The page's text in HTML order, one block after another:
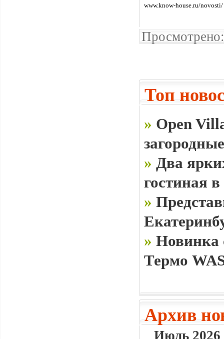
www.know-house.ru/novosti/
Топ
» Open
» Два
гостиная
»
» Новинка
Термо
Архив
Июль 2026